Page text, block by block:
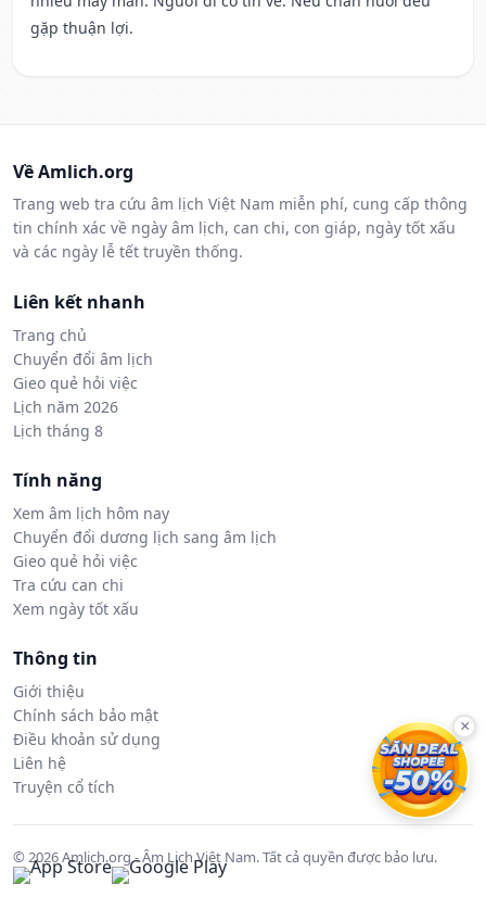
gặp thuận lợi.
Về Amlich.org
Trang web tra cứu âm lịch Việt Nam miễn phí, cung cấp thông
tin chính xác về ngày âm lịch, can chi, con giáp, ngày tốt xấu
và các ngày lễ tết truyền thống.
Liên kết nhanh
Trang chủ
Chuyển đổi âm lịch
Gieo quẻ hỏi việc
Lịch năm 2026
Lịch tháng 8
Tính năng
Xem âm lịch hôm nay
Chuyển đổi dương lịch sang âm lịch
Gieo quẻ hỏi việc
Tra cứu can chi
Xem ngày tốt xấu
Thông tin
Giới thiệu
Chính sách bảo mật
Điều khoản sử dụng
Liên hệ
Truyện cổ tích
© 2026 Amlich.org - Âm Lịch Việt Nam. Tất cả quyền được bảo lưu.
×